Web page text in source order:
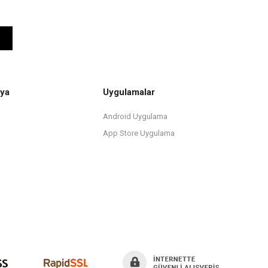
Uygulamalar
Android Uygulama
App Store Uygulama